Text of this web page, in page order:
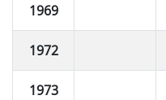
1969
1972
1973